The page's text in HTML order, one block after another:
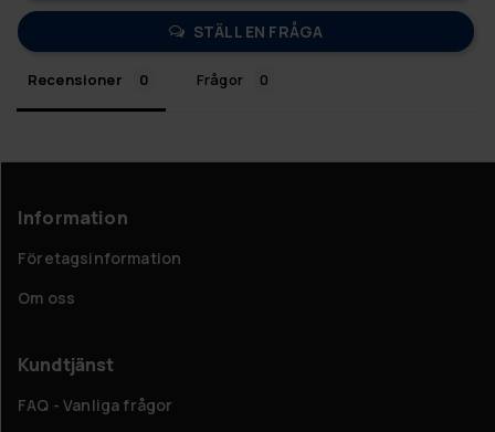
STÄLL EN FRÅGA
Recensioner Frågor
Information
Företagsinformation
Om oss
Kundtjänst
FAQ - Vanliga frågor